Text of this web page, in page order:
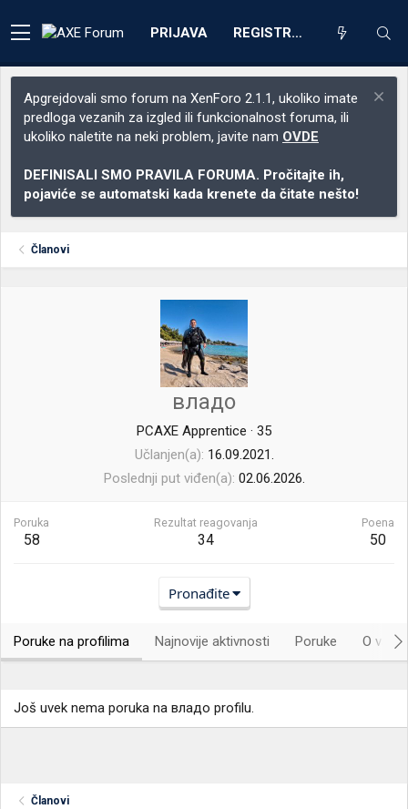
PRIJAVA REGISTRACIJA
Apgrejdovali smo forum na XenForo 2.1.1, ukoliko imate
predloga vezanih za izgled ili funkcionalnost foruma, ili
ukoliko naletite na neki problem, javite nam OVDE
DEFINISALI SMO PRAVILA FORUMA. Pročitajte ih,
pojaviće se automatski kada krenete da čitate nešto!
Članovi
владо
PCAXE Apprentice · 35
Učlanjen(a) 16.09.2021.
Poslednji put viđen(a) 02.06.2026.
Poruka
58
Rezultat reagovanja
34
Poena
50
Pronađite
Poruke na profilima Najnovije aktivnosti Poruke O
Još uvek nema poruka na владо profilu.
Članovi